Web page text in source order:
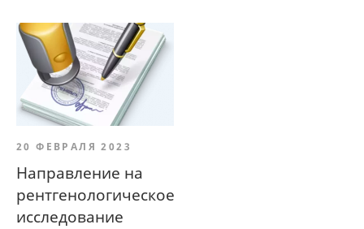
20 ФЕВРАЛЯ 2023
Направление на
рентгенологическое
исследование